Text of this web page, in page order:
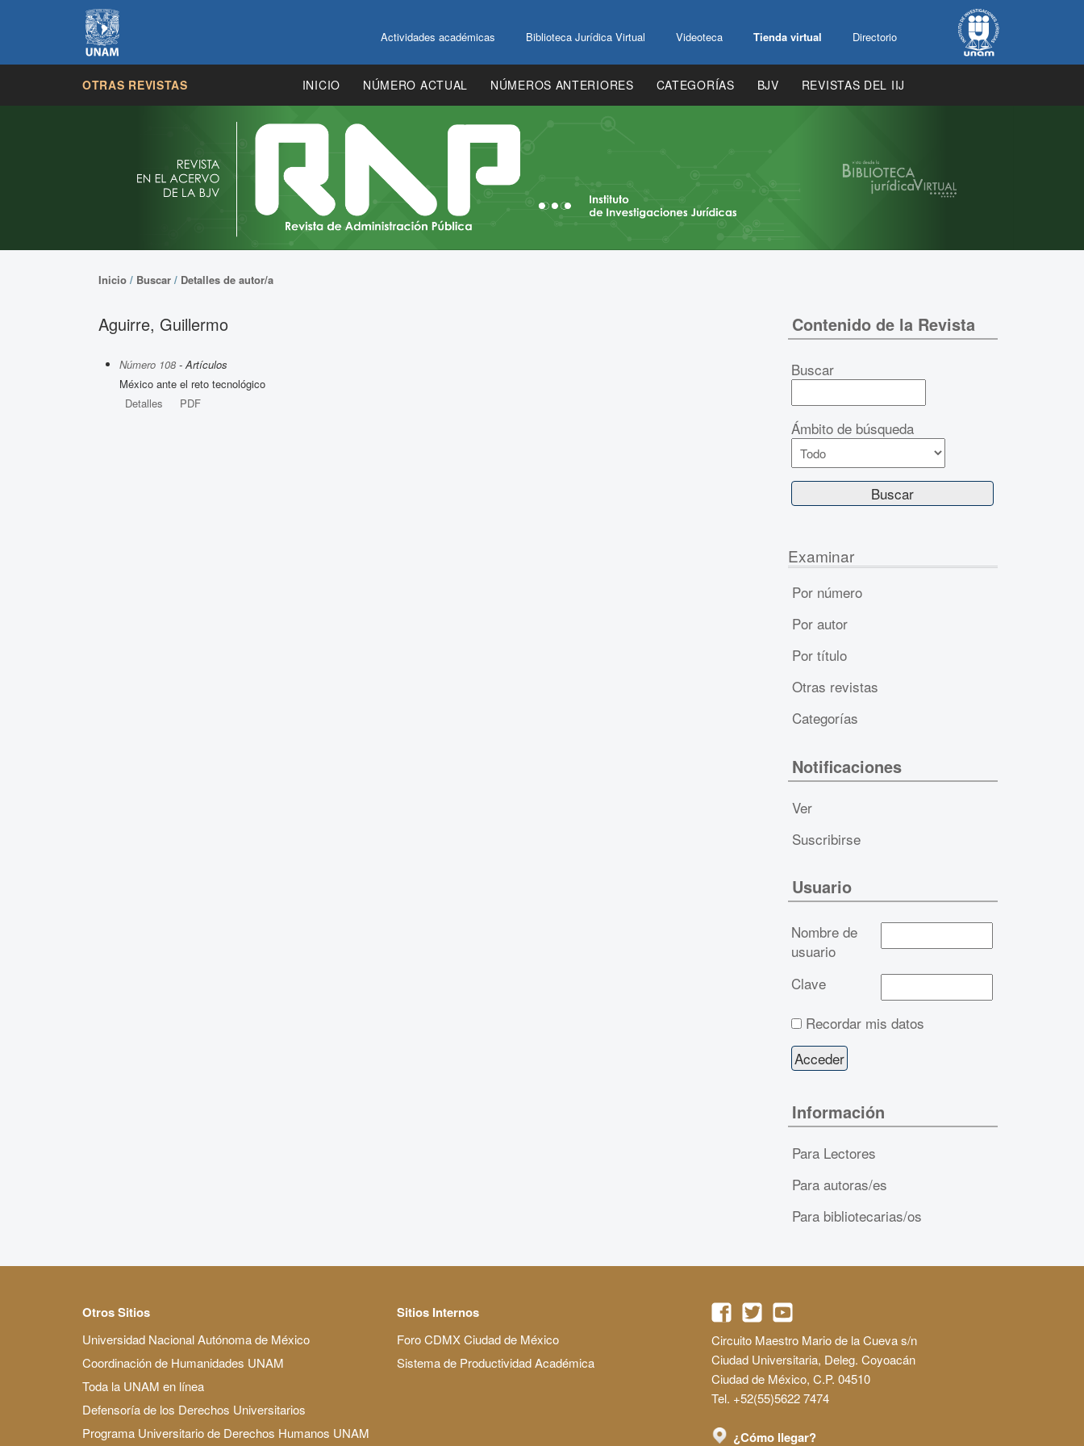
Actividades académicas Biblioteca Jurídica Virtual Videoteca Tienda virtual Directorio
OTRAS REVISTAS INICIO NÚMERO ACTUAL NÚMEROS ANTERIORES CATEGORÍAS BJV REVISTAS DEL IIJ
Inicio / Buscar / Detalles de autor/a
Aguirre, Guillermo
Número 108 - Artículos
México ante el reto tecnológico
Detalles
PDF
Contenido de la Revista
Buscar
Ámbito de búsqueda
Examinar
Por número
Por autor
Por título
Otras revistas
Categorías
Notificaciones
Ver
Suscribirse
Usuario
Nombre de
usuario
Clave
Recordar mis datos
Información
Para Lectores
Para autoras/es
Para bibliotecarias/os
Otros Sitios
Universidad Nacional Autónoma de México
Coordinación de Humanidades UNAM
Toda la UNAM en línea
Defensoría de los Derechos Universitarios
Programa Universitario de Derechos Humanos UNAM
Sitios Internos
Foro CDMX Ciudad de México
Sistema de Productividad Académica
Circuito Maestro Mario de la Cueva s/n
Ciudad Universitaria, Deleg. Coyoacán
Ciudad de México, C.P. 04510
Tel. +52(55)5622 7474
¿Cómo llegar?